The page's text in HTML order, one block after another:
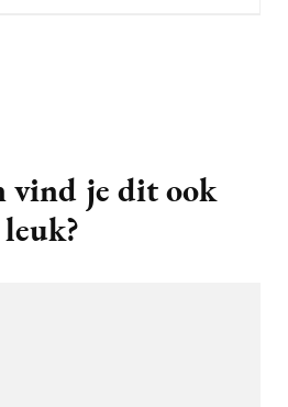
vind je dit ook
leuk?